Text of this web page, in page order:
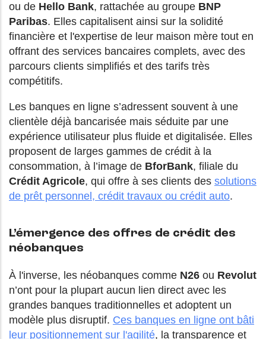
ou de Hello Bank, rattachée au groupe BNP
Paribas. Elles capitalisent ainsi sur la solidité
financière et l'expertise de leur maison mère tout en
offrant des services bancaires complets, avec des
parcours clients simplifiés et des tarifs très
compétitifs.
Les banques en ligne s’adressent souvent à une
clientèle déjà bancarisée mais séduite par une
expérience utilisateur plus fluide et digitalisée. Elles
proposent de larges gammes de crédit à la
consommation, à l’image de BforBank, filiale du
Crédit Agricole, qui offre à ses clients des solutions
de prêt personnel, crédit travaux ou crédit auto.
L’émergence des offres de crédit des
néobanques
À l'inverse, les néobanques comme N26 ou Revolut
n’ont pour la plupart aucun lien direct avec les
grandes banques traditionnelles et adoptent un
modèle plus disruptif. Ces banques en ligne ont bâti
leur positionnement sur l'agilité, la transparence et